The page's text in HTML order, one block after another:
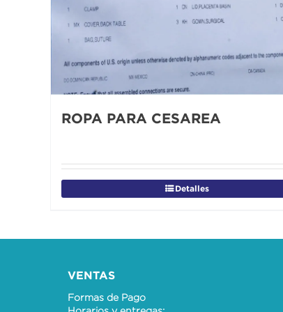
ROPA PARA CESAREA
Detalles
VENTAS
Formas de Pago